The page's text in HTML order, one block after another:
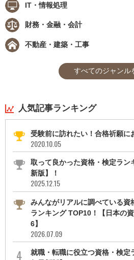
IT・情報処理
財務・金融・会計
不動産・建築・工事
すべてのジャンル
人気記事ランキング
受験前に訪れたい！合格祈願に
2020.10.05
取って良かった資格・検定ラ
新版】！
2025.12.15
みんながリアルに調べている資
ランキング TOP10！【日本の
6】
2026.07.09
就職・転職に役立つ資格・検